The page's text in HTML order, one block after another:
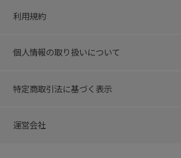
利用規約
個人情報の取り扱いについて
特定商取引法に基づく表示
運営会社